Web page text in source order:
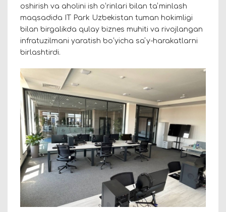
oshirish va aholini ish oʻrinlari bilan taʼminlash
maqsadida IT Park Uzbekistan tuman hokimligi
bilan birgalikda qulay biznes muhiti va rivojlangan
infratuzilmani yaratish boʻyicha saʼy-harakatlarni
birlashtirdi.